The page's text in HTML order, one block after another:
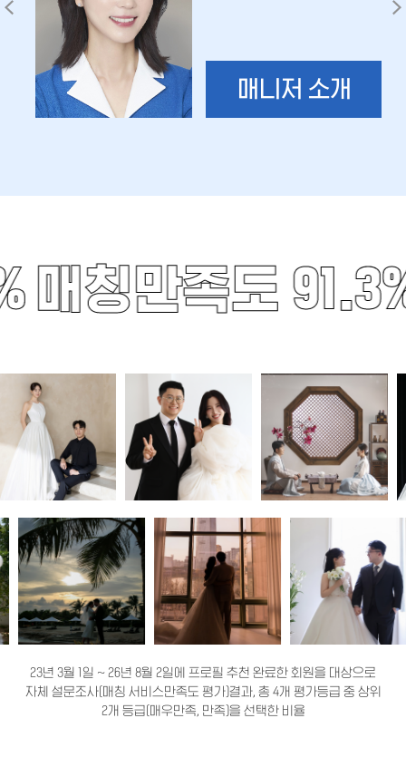
매니저 소개
매칭만족도
23년 3월 1일 ~ 26년 8월 2일에 프로필 추천 완료한 회원을 대상으로
자체 설문조사(매칭 서비스만족도 평가)결과, 총 4개 평가등급 중 상위
2개 등급(매우만족, 만족)을 선택한 비율